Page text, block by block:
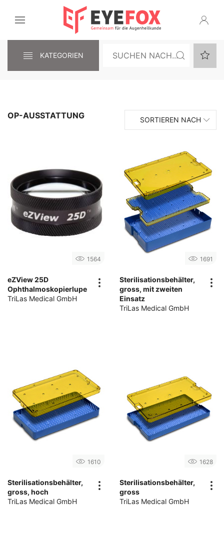
KATEGORIEN
OP-AUSSTATTUNG SORTIEREN NACH
1564
eZView 25D
Ophthalmoskopierlupe
TriLas Medical GmbH
1691
Sterilisationsbehälter,
gross, mit zweiten
Einsatz
TriLas Medical GmbH
1610
Sterilisationsbehälter,
gross, hoch
TriLas Medical GmbH
1628
Sterilisationsbehälter,
gross
TriLas Medical GmbH